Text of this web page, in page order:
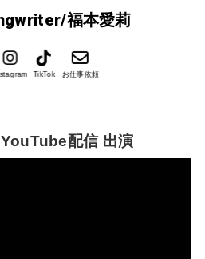
福本愛莉
TikTok お仕事依頼
配信 出演